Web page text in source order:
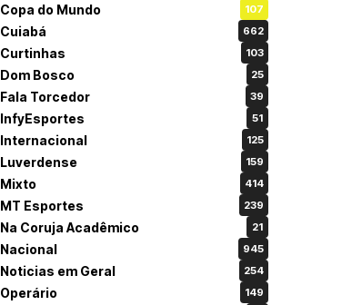
Copa do Mundo 107
Cuiabá 662
Curtinhas 103
Dom Bosco 25
Fala Torcedor 39
InfyEsportes 51
Internacional 125
Luverdense 159
Mixto 414
MT Esportes 239
Na Coruja Acadêmico 21
Nacional 945
Noticias em Geral 254
Operário 149